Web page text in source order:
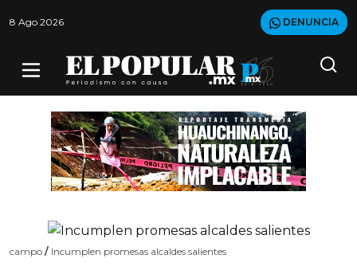
8 Ago 2026 DENUNCIA
campo / Incumplen promesas alcaldes salientes